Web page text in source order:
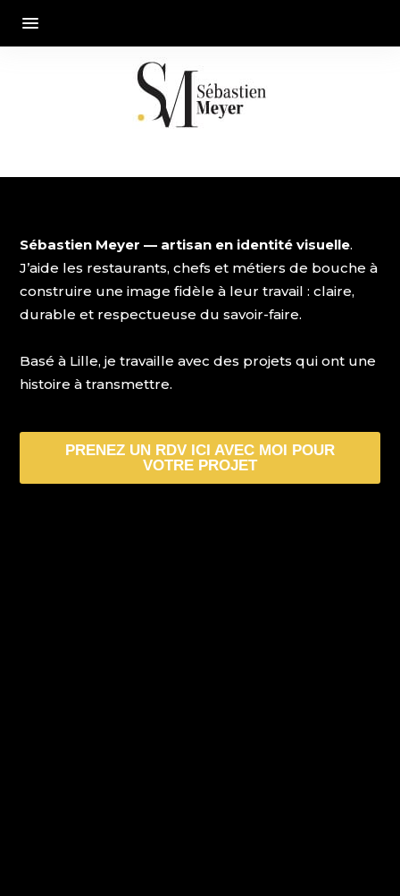
Sébastien Meyer — artisan en identité visuelle.
J’aide les restaurants, chefs et métiers de bouche à
construire une image fidèle à leur travail : claire,
durable et respectueuse du savoir-faire.
Basé à Lille, je travaille avec des projets qui ont une
histoire à transmettre.
PRENEZ UN RDV ICI AVEC MOI POUR
VOTRE PROJET